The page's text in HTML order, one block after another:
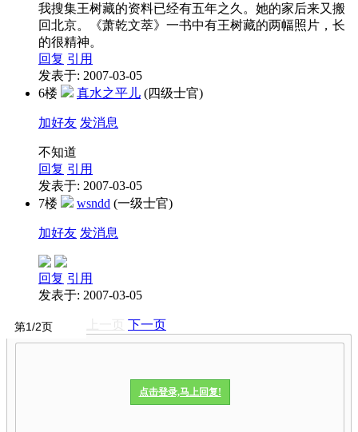
我搜集王树藏的资料已经有五年之久。她的家后来又搬
回北京。《萧乾文萃》一书中有王树藏的两幅照片，长
的很精神。
回复 引用
发表于: 2007-03-05
6楼
真水之平儿 (四级士官)
加好友 发消息
不知道
回复 引用
发表于: 2007-03-05
7楼
wsndd (一级士官)
加好友 发消息
回复 引用
发表于: 2007-03-05
下一页
点击登录,马上回复!